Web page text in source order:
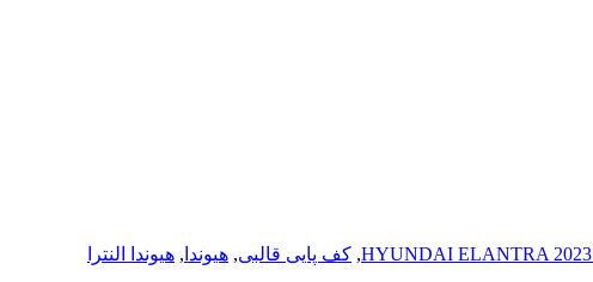
, کف پایی قالبی, هیوندا , هیوندا النترا